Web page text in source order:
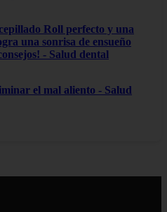
Roll perfecto y una
una sonrisa de ensueño
- Salud dental
el mal aliento - Salud